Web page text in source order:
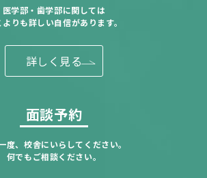
医学部・歯学部に関しては
よりも詳しい自信があります。
詳しく見る
面談予約
度、校舎にいらしてください。
何でもご相談ください。